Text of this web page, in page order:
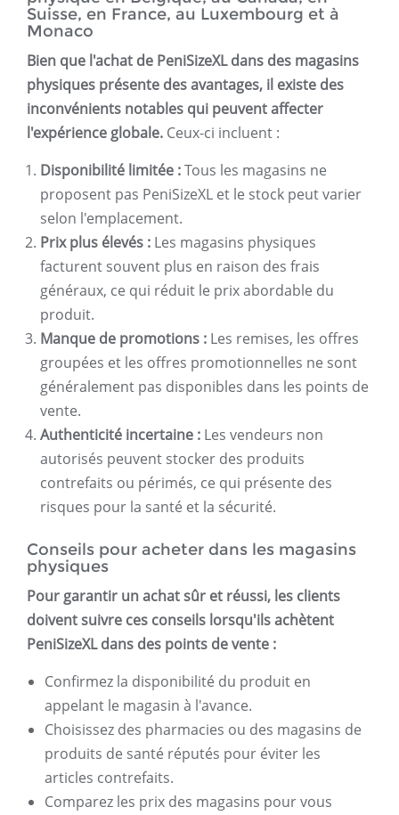
Suisse, en France, au Luxembourg et à
Monaco
Bien que l'achat de PeniSizeXL dans des magasins
physiques présente des avantages, il existe des
inconvénients notables qui peuvent affecter
l'expérience globale. Ceux-ci incluent :
Disponibilité limitée :Tous les magasins ne
proposent pas PeniSizeXL et le stock peut varier
selon l'emplacement.
Prix ​​plus élevés : Les magasins physiques
facturent souvent plus en raison des frais
généraux, ce qui réduit le prix abordable du
produit.
Manque de promotions : Les remises, les offres
groupées et les offres promotionnelles ne sont
généralement pas disponibles dans les points de
vente.
Authenticité incertaine : Les vendeurs non
autorisés peuvent stocker des produits
contrefaits ou périmés, ce qui présente des
risques pour la santé et la sécurité.
Conseils pour acheter dans les magasins
physiques
Pour garantir un achat sûr et réussi, les clients
doivent suivre ces conseils lorsqu'ils achètent
PeniSizeXL dans des points de vente :
Confirmez la disponibilité du produit en
appelant le magasin à l'avance.
Choisissez des pharmacies ou des magasins de
produits de santé réputés pour éviter les
articles contrefaits.
Comparez les prix des magasins pour vous